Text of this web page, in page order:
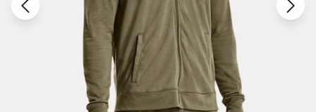
Giriş Yap
Under Armour'da yeni misiniz?Kayıt Ol
Üye Olmadan Devam Et
Zaten hesabın var mı? Giriş yap